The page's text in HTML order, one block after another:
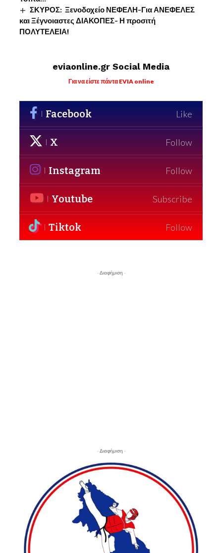
ΣΚΥΡΟΣ: Ξενοδοχείο ΝΕΦΕΛΗ-Για ΑΝΕΦΕΛΕΣ
και Ξέγνοιαστες ΔΙΑΚΟΠΕΣ- Η προσιτή
ΠΟΛΥΤΕΛΕΙΑ!
eviaonline.gr Social Media
Για να είστε πάντα EVIA online
Facebook Like
X Follow
Instagram Follow
Youtube Subscribe
Tiktok Follow
- Διαφήμιση -
- Διαφήμιση -